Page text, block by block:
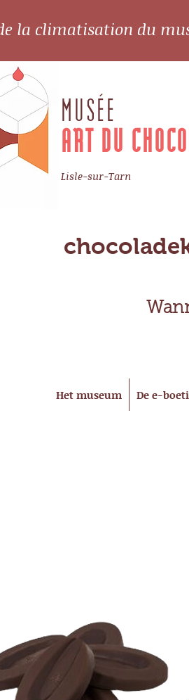
la climatisation du
Lisle-sur-Tarn
MUSÉE
ART DU
Het museum De e-